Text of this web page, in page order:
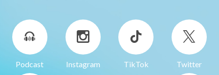
Podcast Instagram TikTok Twitter